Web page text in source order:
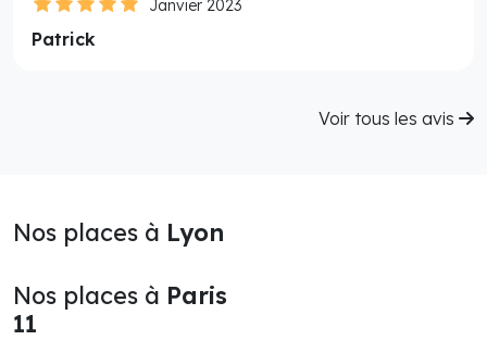
Janvier 2023
Patrick
Voir tous les avis
Nos places à Lyon
Nos places à Paris
11